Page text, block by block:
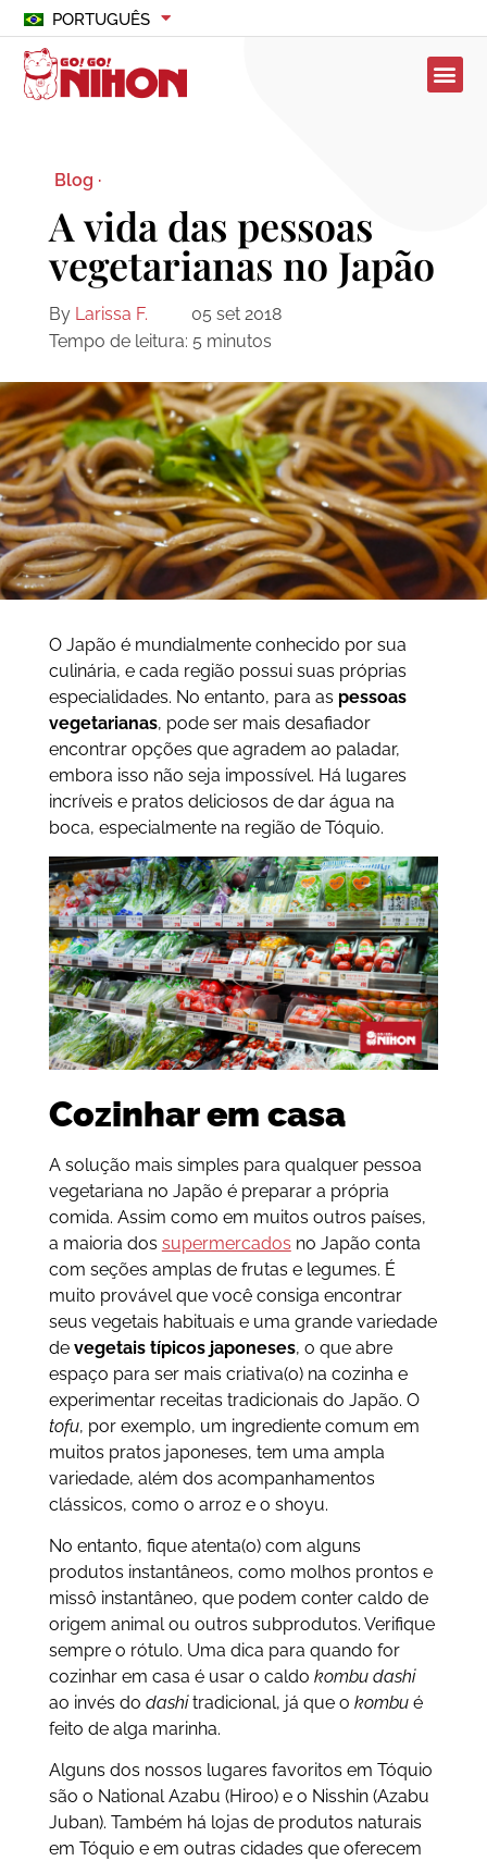
PORTUGUÊS
Blog ·
A vida das pessoas
vegetarianas no Japão
By Larissa F.
05 set 2018
Tempo de leitura: 5 minutos
O Japão é mundialmente conhecido por sua
culinária, e cada região possui suas próprias
especialidades. No entanto, para as pessoas
vegetarianas, pode ser mais desafiador
encontrar opções que agradem ao paladar,
embora isso não seja impossível. Há lugares
incríveis e pratos deliciosos de dar água na
boca, especialmente na região de Tóquio.
Cozinhar em casa
A solução mais simples para qualquer pessoa
vegetariana no Japão é preparar a própria
comida. Assim como em muitos outros países,
a maioria dos supermercados no Japão conta
com seções amplas de frutas e legumes. É
muito provável que você consiga encontrar
seus vegetais habituais e uma grande variedade
de vegetais típicos japoneses, o que abre
espaço para ser mais criativa(o) na cozinha e
experimentar receitas tradicionais do Japão. O
tofu, por exemplo, um ingrediente comum em
muitos pratos japoneses, tem uma ampla
variedade, além dos acompanhamentos
clássicos, como o arroz e o shoyu.
No entanto, fique atenta(o) com alguns
produtos instantâneos, como molhos prontos e
missô instantâneo, que podem conter caldo de
origem animal ou outros subprodutos. Verifique
sempre o rótulo. Uma dica para quando for
cozinhar em casa é usar o caldo kombu dashi
ao invés do dashitradicional, já que o kombué
feito de alga marinha.
Alguns dos nossos lugares favoritos em Tóquio
são o National Azabu (Hiroo) e o Nisshin (Azabu
Juban). Também há lojas de produtos naturais
em Tóquio e em outras cidades que oferecem